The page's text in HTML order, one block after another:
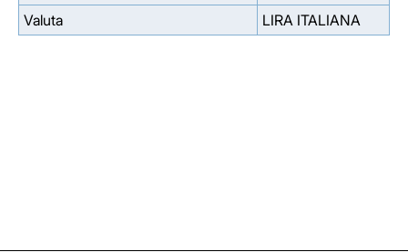
Valuta
LIRA ITALIANA